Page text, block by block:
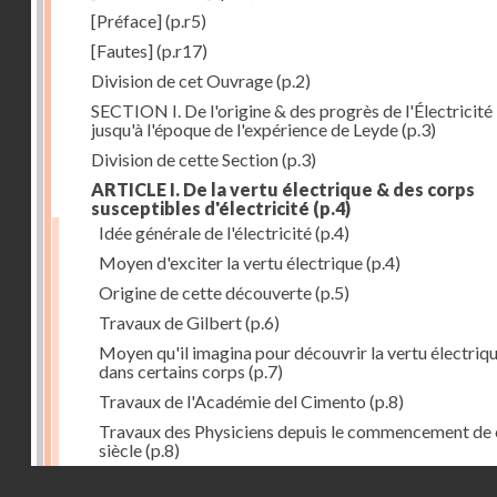
[Préface](p.r5)
[Fautes](p.r17)
Division de cet Ouvrage(p.2)
SECTION I. De l'origine & des progrès de l'Électricité
jusqu'à l'époque de l'expérience de Leyde(p.3)
Division de cette Section(p.3)
ARTICLE I. De la vertu électrique & des corps
susceptibles d'électricité (p.4)
Idée générale de l'électricité(p.4)
Moyen d'exciter la vertu électrique(p.4)
Origine de cette découverte(p.5)
Travaux de Gilbert(p.6)
Moyen qu'il imagina pour découvrir la vertu
dans certains corps (p.7)
Travaux de l'Académie del Cimento (p.8)
Travaux des Physiciens depuis le commencement de
siècle(p.8)